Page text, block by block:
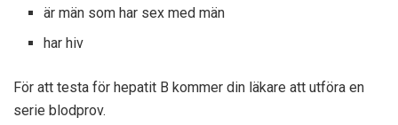
är män som har sex med män
har hiv
För att testa för hepatit B kommer din läkare att utföra en
serie blodprov.